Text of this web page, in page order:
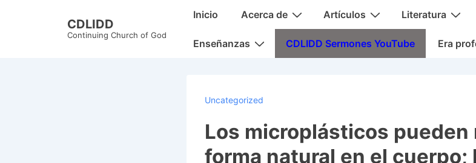
CDLIDD
Continuing Church of God
MainInicio Acerca de Artículos Literatura
Enseñanzas CDLIDD Sermones YouTube Era
Uncategorized
Los microplásticos pueden
forma natural en el cuerpo;